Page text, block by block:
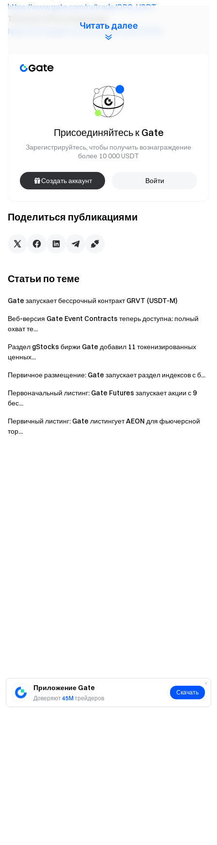
Приложение Gate
Доверяют45M трейдеров
Скачать
https://www.gate.com/ru/trade/OPG_USDT
Торговля OPG в конвертере:
https://www.gate.com/ru/convert/USDT/OPG
Спотовая торговля OPG: приложение Gate —
[Торговля] — [Спот] — выберите рынок OPG (вверху
Торговля OPG в конвертере: приложение Gate —
[Торговля] — [Конвертер] — выберите OPG
Команда Gate
Проводник в мир криптовалют
Торгуйте более 4,900 криптовалютами безопасно,
Начните действовать уже сейчас
приветственных наградах
Оставайтесь на связи
Загрузите приложение Gate | Десктоп-версию
Подпишитесь на нас в X (Twitter)
больше бонусов
чтобы обсуждать актуальные темы
Взаимодействуйте с нашим мировым сообществом
чтобы получать последние инсайты
Прозрачность и безопасность
Читать далее
Поделиться публикациями
Присоединяйтесь к Gate
Зарегистрируйтесь, чтобы получить вознаграждение
более 10 000 USDT
Создать аккаунт Войти
Статьи по теме
Gate запускает бессрочный контракт GRVT (USDT-M)
Веб-версия Gate Event Contracts теперь доступна: полный
охват те...
Раздел gStocks биржи Gate добавил 11 токенизированных
ценных...
Первичное размещение: Gate запускает раздел индексов с б...
Первоначальный листинг: Gate Futures запускает акции с 9
бес...
Первичный листинг: Gate листингует AEON для фьючерсной
тор...